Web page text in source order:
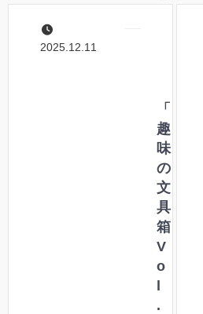
を
ご
紹
介
い
た
だ
き
ま
た
0
2
6
に
出
店
し
ま
！
2025.12.11
「
趣
味
の
文
具
箱
V
o
.